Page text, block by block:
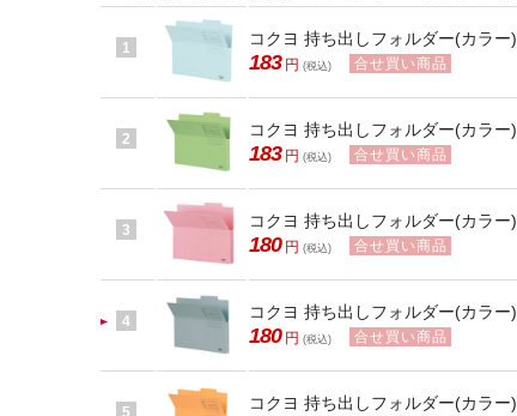
1 コクヨ 持ち出しフォルダー(カラ
183 円 (税込) 合せ買い商品
2 コクヨ 持ち出しフォルダー(カラ
183 円 (税込) 合せ買い商品
3 コクヨ 持ち出しフォルダー(カラ
180 円 (税込) 合せ買い商品
4 コクヨ 持ち出しフォルダー(カラ
180 円 (税込) 合せ買い商品
5 コクヨ 持ち出しフォルダー(カラ